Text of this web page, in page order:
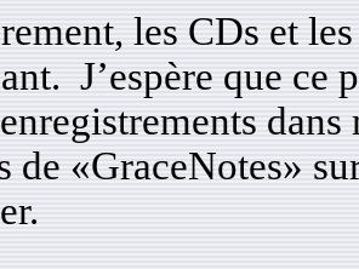
les CDs et
J’espère que ce
de «GraceNotes»